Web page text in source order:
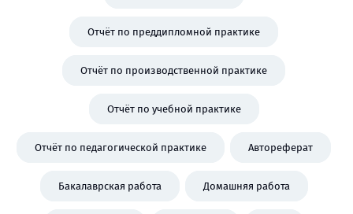
Отчёт по преддипломной практике
Отчёт по производственной практике
Отчёт по учебной практике
Отчёт по педагогической практике Автореферат
Бакалаврская работа Домашняя работа